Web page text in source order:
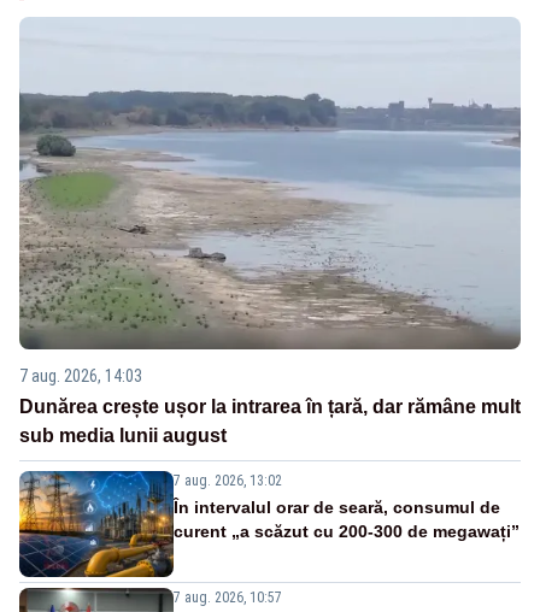
7 aug. 2026, 14:03
Dunărea crește ușor la intrarea în țară, dar rămâne mult
sub media lunii august
7 aug. 2026, 13:02
În intervalul orar de seară, consumul de
curent „a scăzut cu 200-300 de megawați”
7 aug. 2026, 10:57